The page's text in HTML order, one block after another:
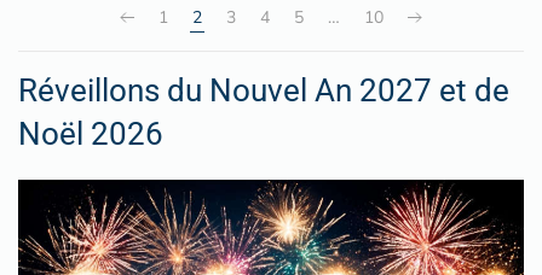
1 2 3 4 5 … 10
Réveillons du Nouvel An 2027 et de
Noël 2026